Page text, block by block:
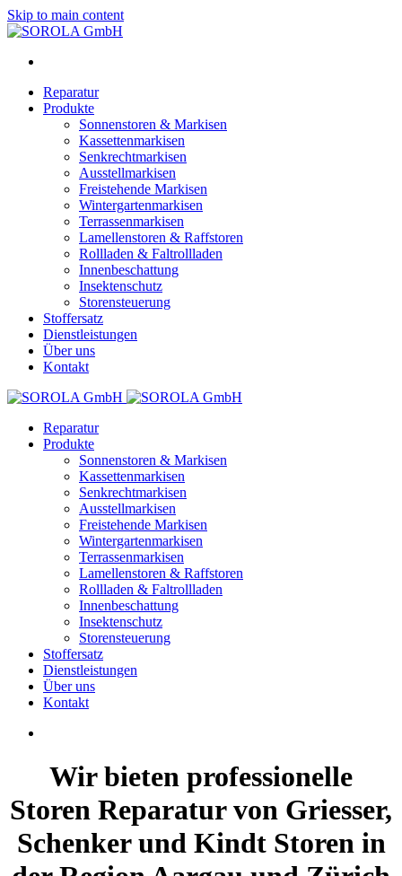
Skip to main content
Reparatur
Produkte
Sonnenstoren & Markisen
Kassettenmarkisen
Senkrechtmarkisen
Ausstellmarkisen
Freistehende Markisen
Wintergartenmarkisen
Terrassenmarkisen
Lamellenstoren & Raffstoren
Rollladen & Faltrollladen
Innenbeschattung
Insektenschutz
Storensteuerung
Stoffersatz
Dienstleistungen
Über uns
Kontakt
Reparatur
Produkte
Sonnenstoren & Markisen
Kassettenmarkisen
Senkrechtmarkisen
Ausstellmarkisen
Freistehende Markisen
Wintergartenmarkisen
Terrassenmarkisen
Lamellenstoren & Raffstoren
Rollladen & Faltrollladen
Innenbeschattung
Insektenschutz
Storensteuerung
Stoffersatz
Dienstleistungen
Über uns
Kontakt
Wir bieten professionelle
Storen Reparatur von Griesser,
Schenker und Kindt Storen in